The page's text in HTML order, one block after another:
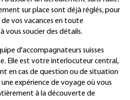
sur place sont déjà réglés, pour
vos vacances en toute
vous soucier des détails.
d'accompagnateurs suisses
Elle est votre interlocuteur central,
en cas de question ou de situation
expérience de voyage où vous
à la découverte de